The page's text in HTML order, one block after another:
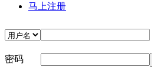
马上注册
密码